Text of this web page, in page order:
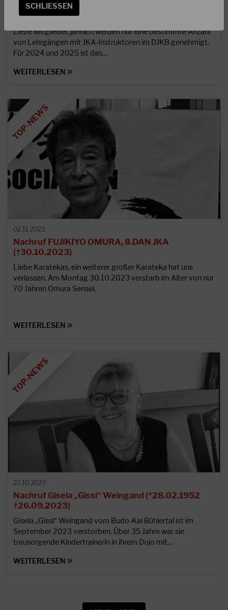
Lehrgänge mit JKA-Instruktoren 2024 & 2025
Liebe Mitglieder, jährlich werden nur eine bestimmte Anzahl
von Lehrgängen mit JKA-Instruktoren im DJKB genehmigt.
Für 2024 und 2025 ist das…
WEITERLESEN
02.11.2023
Nachruf FUJIKIYO OMURA, 8.DAN JKA
(†30.10.2023)
Liebe Karatekas, ein weiterer großer Karateka hat uns
verlassen. Am Montag 30.10.2023 verstarb im Alter von nur
70 Jahren Omura Sensei.
WEITERLESEN
27.10.2023
Nachruf Gisela „Gissi“ Weingand (*28.02.1952
†26.09.2023)
Gisela „Gissi“ Weingand vom Budo-Kai Bühlertal ist im
September 2023 verstorben. Über 35 Jahre war sie
treusorgende Kindertrainerin in ihrem Dojo mit…
WEITERLESEN
SCHLIESSEN